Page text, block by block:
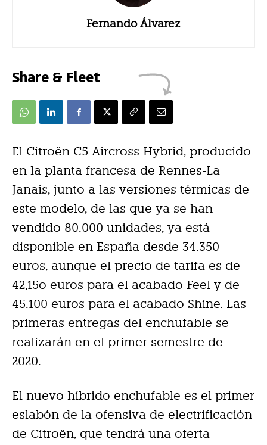
Fernando Álvarez
Share & Fleet
El Citroën C5 Aircross Hybrid, producido
en la planta francesa de Rennes-La
Janais, junto a las versiones térmicas de
este modelo, de las que ya se han
vendido 80.000 unidades, ya está
disponible en España desde 34.350
euros, aunque el precio de tarifa es de
42,15o euros para el acabado Feel y de
45.100 euros para el acabado Shine. Las
primeras entregas del enchufable se
realizarán en el primer semestre de
2020.
El nuevo híbrido enchufable es el primer
eslabón de la ofensiva de electrificación
de Citroën, que tendrá una oferta